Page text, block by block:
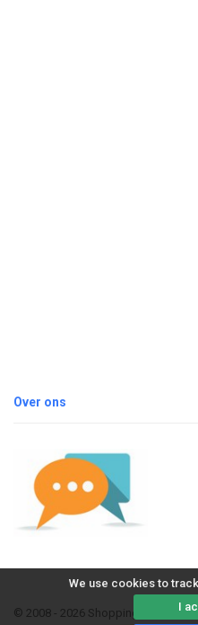
We use cookies to
I
Over ons
© 2008 - 2026 ShoppingErvaring